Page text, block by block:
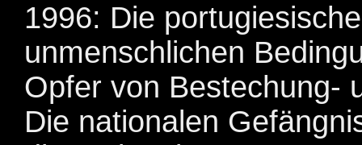
1996: Die
unmenschlichen
Opfer von Bestechung-
Die nationalen